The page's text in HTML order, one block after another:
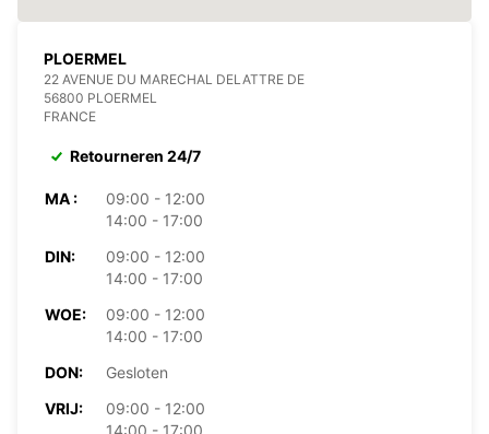
PLOERMEL
22 AVENUE DU MARECHAL DELATTRE DE
56800 PLOERMEL
FRANCE
Retourneren 24/7
MA :
09:00 - 12:00
14:00 - 17:00
DIN:
09:00 - 12:00
14:00 - 17:00
WOE:
09:00 - 12:00
14:00 - 17:00
DON:
Gesloten
VRIJ:
09:00 - 12:00
14:00 - 17:00